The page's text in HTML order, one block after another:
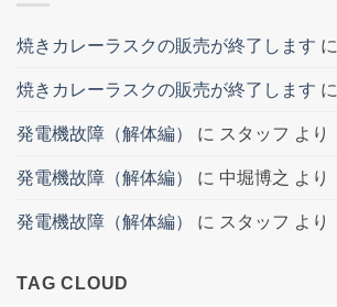
焼きカレーラスクの販売が終了します に
焼きカレーラスクの販売が終了します に
発電機故障（解体編） に スタッフ より
発電機故障（解体編） に 中堀博之 より
発電機故障（解体編） に スタッフ より
TAG CLOUD